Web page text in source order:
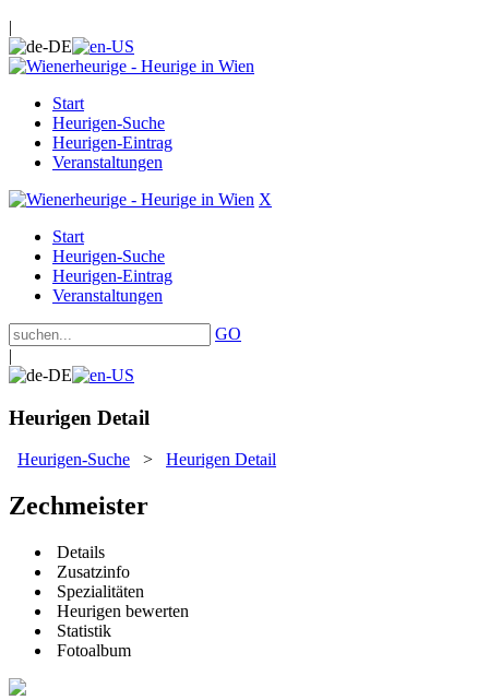
|
Start
Heurigen-Suche
Heurigen-Eintrag
Veranstaltungen
X
Start
Heurigen-Suche
Heurigen-Eintrag
Veranstaltungen
GO
|
Heurigen Detail
Heurigen-Suche > Heurigen Detail
Zechmeister
Details
Zusatzinfo
Spezialitäten
Heurigen bewerten
Statistik
Fotoalbum